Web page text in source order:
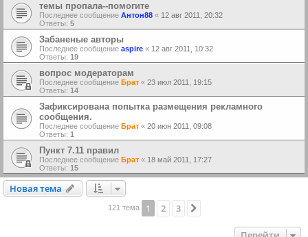
темы пропала--помогите
Последнее сообщение Антон88 « 12 авг 2011, 20:32
Ответы: 5
Забаненые авторы
Последнее сообщение aspire « 12 авг 2011, 10:32
Ответы: 19
вопрос модераторам
Последнее сообщение Брат « 23 июл 2011, 19:15
Ответы: 14
Зафиксирована попытка размещения рекламного
сообщения.
Последнее сообщение Брат « 20 июн 2011, 09:08
Ответы: 1
Пункт 7.11 правил
Последнее сообщение Брат « 18 май 2011, 17:27
Ответы: 15
Новая тема
Новаятема
121 тема 1 2 3